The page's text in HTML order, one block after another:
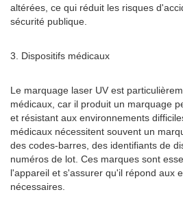
altérées, ce qui réduit les risques
sécurité publique.
3. Dispositifs médicaux
Le marquage laser UV est
médicaux, car il produit un marquage
et résistant aux environnements
médicaux nécessitent souvent un
des codes-barres, des identifiants de
numéros de lot. Ces marques sont
l'appareil et s'assurer qu'il répond aux
nécessaires.